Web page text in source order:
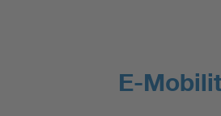
E-